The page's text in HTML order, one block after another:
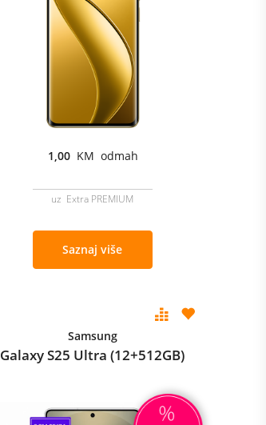
1,00 KM odmah
uz Extra PREMIUM
Saznaj više
Samsung
Galaxy S25 Ultra (12+512GB)